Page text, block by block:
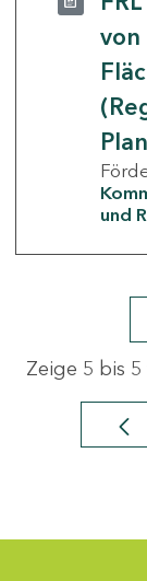
von
und
Zeige 5 bis